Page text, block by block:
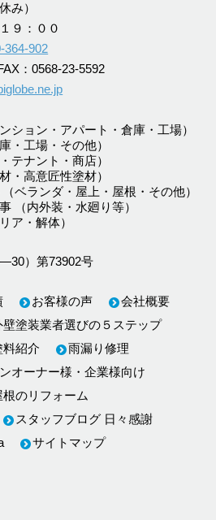
み）
９：００
364-902
：0568-23-5592
ョン・アパート・倉庫・工場）
・工場・その他）
テナント・商店）
高意匠性塗材）
ベランダ・屋上・屋根・その他）
（内外装・水廻り等）
ア・解体）
）第73902号
お客様の声
会社概要
壁塗装業者選びの５ステップ
料紹介
雨漏り修理
オーナー様・企業様向け
根のリフォーム
スタッフブログ 日々感謝
サイトマップ